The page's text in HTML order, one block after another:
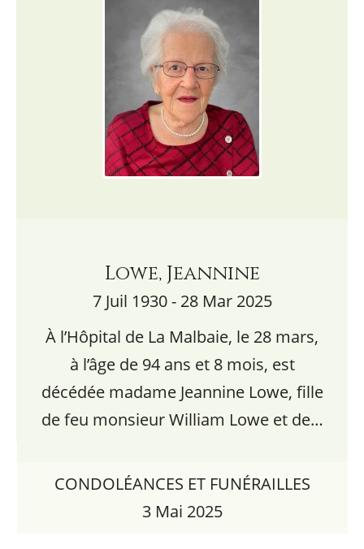
Lowe, Jeannine
7 Juil 1930 - 28 Mar 2025
À l’Hôpital de La Malbaie, le 28 mars,
à l’âge de 94 ans et 8 mois, est
décédée madame Jeannine Lowe, fille
de feu monsieur William Lowe et de…
CONDOLÉANCES ET FUNÉRAILLES
3 Mai 2025